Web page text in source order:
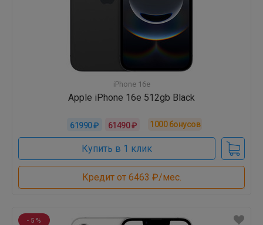
iPhone 16e
Apple iPhone 16e 512gb Black
61990 ₽ 61490 ₽ 1000бонусов
Купить в 1 клик
Кредит от 6463 ₽/мес.
- 5 %